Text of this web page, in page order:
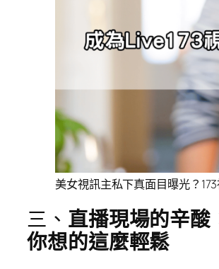
美女視訊主私下真面目曝光？
三、 直播現場的辛酸
你想的這麼輕鬆